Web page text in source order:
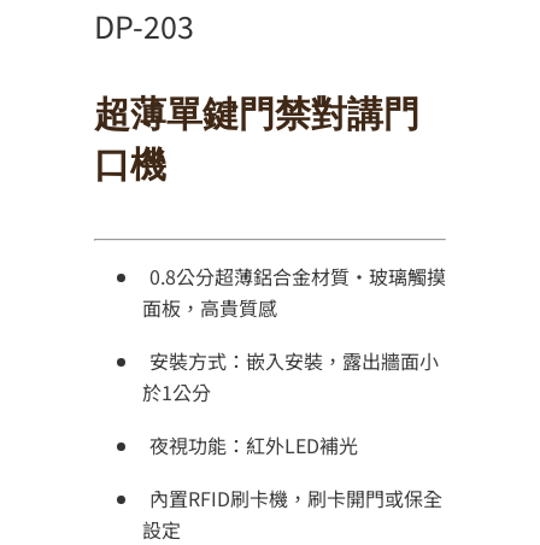
DP-203
超薄單鍵門禁對講門
口機
0.8公分超薄鋁合金材質・玻璃觸摸
面板，高貴質感
安裝方式：嵌入安裝，露出牆面小
於1公分
夜視功能：紅外LED補光
內置RFID刷卡機，刷卡開門或保全
設定